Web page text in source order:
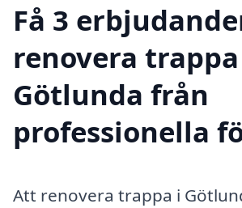
Få 3
renovera
Götlunda från
professionella
Att renovera trappa i